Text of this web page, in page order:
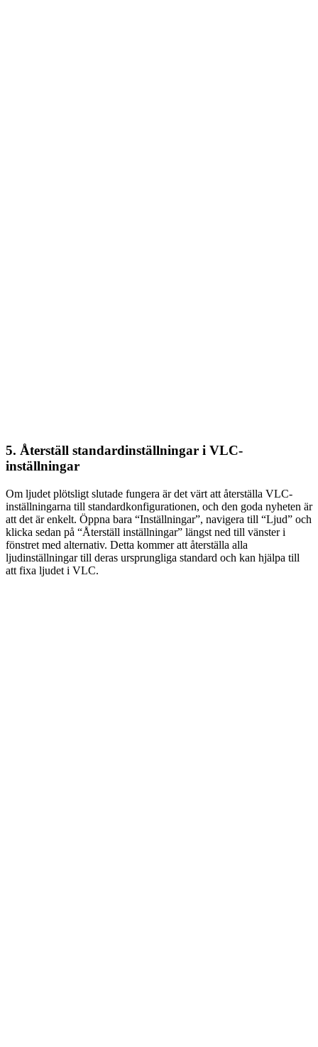
5. Återställ standardinställningar i VLC-
inställningar
Om ljudet plötsligt slutade fungera är det värt att återställa VLC-
inställningarna till standardkonfigurationen, och den goda nyheten är
att det är enkelt. Öppna bara “Inställningar”, navigera till “Ljud” och
klicka sedan på “Återställ inställningar” längst ned till vänster i
fönstret med alternativ. Detta kommer att återställa alla
ljudinställningar till deras ursprungliga standard och kan hjälpa till
att fixa ljudet i VLC.